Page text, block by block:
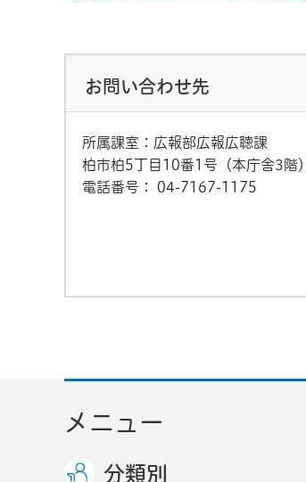
お問い合わせ先
所属課室：広報部広報広聴課
柏市柏5丁目10番1号（本庁舎3階）
電話番号：
04-7167-1175
メニュー
分類別